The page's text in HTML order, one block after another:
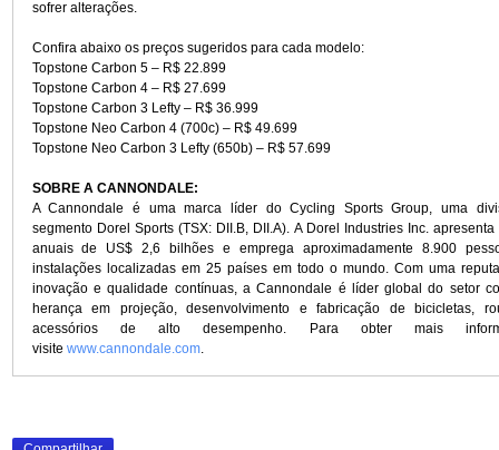
outra bicicleta Gravel, mas também oferece uma
confiável em terrenos mais comuns. Com a potência e o
elétricos da Bosch, essas máquinas entregam uma
que redefine a diversão no Gravel.
novo grupo Shimano GRX. Já a Topstone Neo Carbon
uma versão com a nova Lefty Oliver e rodas 650b e outra
rígido. Além dos destaques, outros dois modelos da
disponíveis com novo grafismo e especificação. Todos os
disponíveis nos tamanhos P, M, G e GG e estão estimados
partir de setembro*. Para obter mais informações
visitewww.cannondale.com
sofrer alterações.